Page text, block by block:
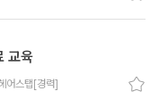
교육
어스탭[경력]